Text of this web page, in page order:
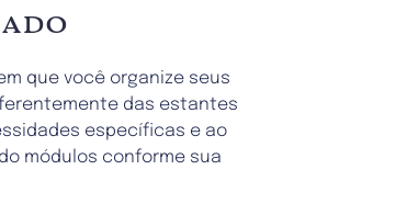
que você organize seus
das estantes
específicas e ao
módulos conforme sua